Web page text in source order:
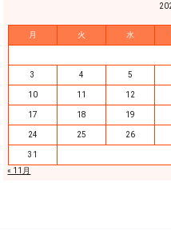
月 火 水
3 4 5
10 11 12
17 18 19
24 25 26
31
« 11月